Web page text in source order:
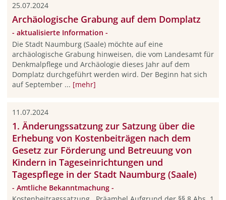
25.07.2024
Archäologische Grabung auf dem Domplatz
- aktualisierte Information -
Die Stadt Naumburg (Saale) möchte auf eine
archäologische Grabung hinweisen, die vom Landesamt für
Denkmalpflege und Archäologie dieses Jahr auf dem
Domplatz durchgeführt werden wird. Der Beginn hat sich
auf September ... [mehr]
11.07.2024
1. Änderungssatzung zur Satzung über die
Erhebung von Kostenbeiträgen nach dem
Gesetz zur Förderung und Betreuung von
Kindern in Tageseinrichtungen und
Tagespflege in der Stadt Naumburg (Saale)
- Amtliche Bekanntmachung -